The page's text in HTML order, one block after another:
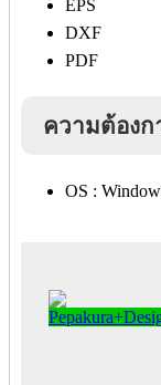
EPS
DXF
PDF
ความต้องก
OS :